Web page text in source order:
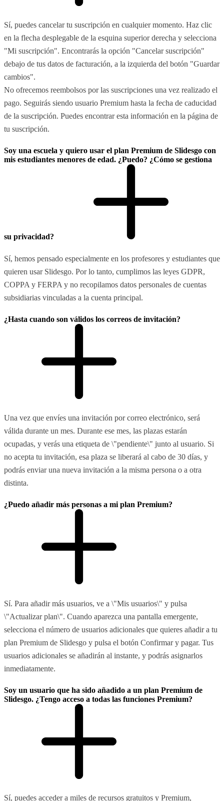
Sí, puedes cancelar tu suscripción en cualquier momento. Haz clic
en la flecha desplegable de la esquina superior derecha y selecciona
"Mi suscripción". Encontrarás la opción "Cancelar suscripción"
debajo de tus datos de facturación, a la izquierda del botón "Guardar
cambios".
No ofrecemos reembolsos por las suscripciones una vez realizado el
pago. Seguirás siendo usuario Premium hasta la fecha de caducidad
de la suscripción. Puedes encontrar esta información en la página de
tu suscripción.
Soy una escuela y quiero usar el plan Premium de Slidesgo con
mis estudiantes menores de edad. ¿Puedo? ¿Cómo se gestiona
su privacidad?
Sí, hemos pensado especialmente en los profesores y estudiantes que
quieren usar Slidesgo. Por lo tanto, cumplimos las leyes GDPR,
COPPA y FERPA y no recopilamos datos personales de cuentas
subsidiarias vinculadas a la cuenta principal.
¿Hasta cuando son válidos los correos de invitación?
Una vez que envíes una invitación por correo electrónico, será
válida durante un mes. Durante ese mes, las plazas estarán
ocupadas, y verás una etiqueta de \"pendiente\" junto al usuario. Si
no acepta tu invitación, esa plaza se liberará al cabo de 30 días, y
podrás enviar una nueva invitación a la misma persona o a otra
distinta.
¿Puedo añadir más personas a mi plan Premium?
Sí. Para añadir más usuarios, ve a \"Mis usuarios\" y pulsa
\"Actualizar plan\". Cuando aparezca una pantalla emergente,
selecciona el número de usuarios adicionales que quieres añadir a tu
plan Premium de Slidesgo y pulsa el botón Confirmar y pagar. Tus
usuarios adicionales se añadirán al instante, y podrás asignarlos
inmediatamente.
Soy un usuario que ha sido añadido a un plan Premium de
Slidesgo. ¿Tengo acceso a todas las funciones Premium?
Sí, puedes acceder a miles de recursos gratuitos y Premium,